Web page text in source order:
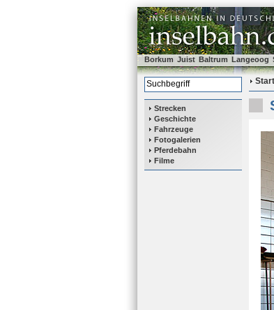
Borkum Juist Baltrum Langeoog
Strecken
Geschichte
Fahrzeuge
Fotogalerien
Pferdebahn
Filme
Start